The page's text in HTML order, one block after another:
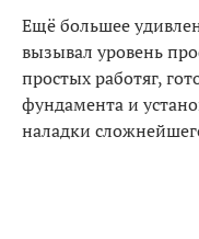
Ещё большее
вызывал уровень
простых работяг,
фундамента и
наладки